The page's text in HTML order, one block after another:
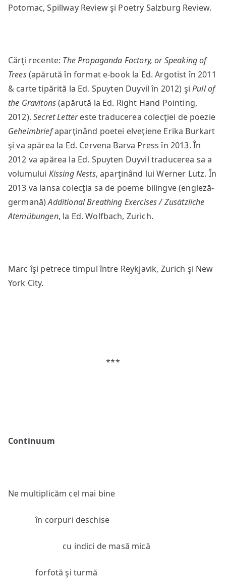
Potomac, Spillway Review şi Poetry Salzburg Review.
Cărţi recente: The Propaganda Factory, or Speaking of
Trees(apărută în format e-book la Ed. Argotist în 2011
& carte tipărită la Ed. Spuyten Duyvil în 2012) şiPull of
the Gravitons(apărută la Ed. Right Hand Pointing,
2012).Secret Lettereste traducerea colecţiei de poezie
Geheimbriefaparţinând poetei elveţiene Erika Burkart
şi va apărea la Ed. Cervena Barva Press în 2013. În
2012 va apărea la Ed. Spuyten Duyvil traducerea sa a
volumului Kissing Nests, aparţinând lui Werner Lutz. În
2013 va lansa colecţia sa de poeme bilingve (engleză-
germană)Additional Breathing Exercises / Zusätzliche
Atemübungen, la Ed. Wolfbach, Zurich.
Marc îşi petrece timpul între Reykjavik, Zurich şi New
York City.
***
Continuum
Ne multiplicăm cel mai bine
în corpuri deschise
cu indici de masă mică
forfotă şi turmă